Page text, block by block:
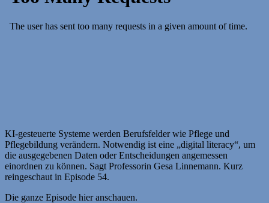
KI-gesteuerte Systeme werden Berufsfelder wie Pflege und
Pflegebildung verändern. Notwendig ist eine „digital literacy“, um
die ausgegebenen Daten oder Entscheidungen angemessen
einordnen zu können. Sagt Professorin Gesa Linnemann. Kurz
reingeschaut in Episode 54.
Die ganze Episode hier anschauen.